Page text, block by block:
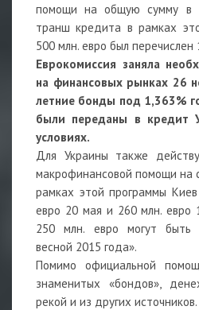
помощи на общую сумму в
транш кредита в рамках
500 млн. евро был перечислен
Еврокомиссия заняла
на финансовых рынках 26
летние бонды под 1,363%
были переданы в кредит
условиях.
Для Украины также
макрофинансовой помощи на
рамках этой программы
евро 20 мая и 260 млн. евро
250 млн. евро могут быть
весной 2015 года».
Помимо официальной
знаменитых «бондов»,
рекой и из других источников.